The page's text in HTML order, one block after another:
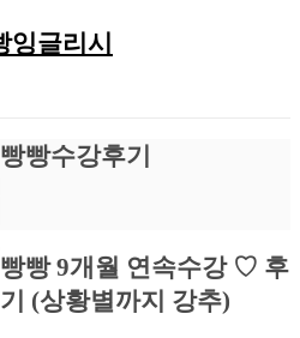
빵빵수강후기
빵빵 9개월 연속수강 ♡ 후
기 (상황별까지 강추)